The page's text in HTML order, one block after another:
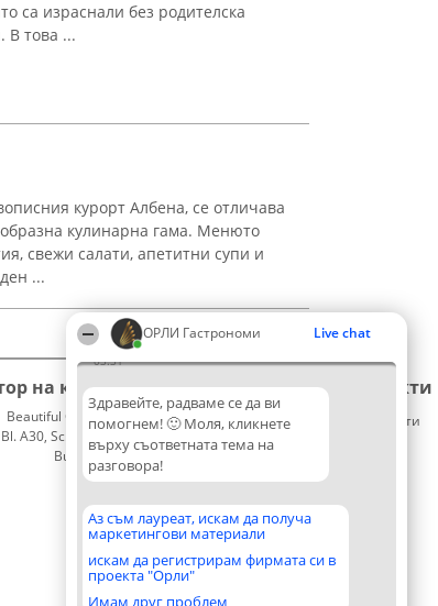
ОРЛИ Гастрономи Live chat
03:31
Здравейте, радваме се да ви
помогнем! 🙂 Моля, кликнете
върху съответната тема на
разговора!
Аз съм лауреат, искам да получа
маркетингови материали
искам да регистрирам фирмата си в
проекта "Орли"
Имам друг проблем
са израснали без родителска
В това ...
курорт Албена, се отличава
кулинарна гама. Менюто
свежи салати, апетитни супи и
...
на класиране
Beautiful Company S.R.L.
A30, Sc. A, Et. 4, Ap. 13
București 53-238
CUI 36737675
Класация
Победители
Списък
на
Правила
Статут/
Устав
Политика
Контакти
Контакти